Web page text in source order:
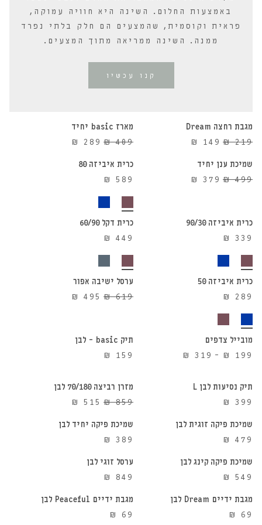
באמצעות החלום. השינה היא חוויה עמוקה,
פראית וקוסמית, שהמצעים הם חלק בלתי נפרד
ממנה. השינה ממריאה מתוך המצעים.
קנו עכשיו
32%
הנחה
מגבת רחצה Dream
₪219
המחיר
היה:
₪ 219.
₪ 149
29%
הנחה
מארז basic יחיד
₪409
המחיר
היה:
₪ 289
24%
הנחה
הוספה לסל
שמיכת ענן יחיד
₪499
המחיר
₪ 499.
₪ 379
₪ 379.
הוספה לסל
כרית איביזה 80
₪ 589
כרית איביזה 90/30
₪ 339
כרית דקל 60/90
₪ 449
כרית איביזה 50
₪ 289
20%
הנחה
ערסל ישיבה אפור
₪619
המחיר
₪ 619.
₪ 495
מובייל צדפים
₪ 199
–
₪ 319
תיק basic – לבן
₪ 159 הוספה לסל
תיק נסיעות לבן L
₪ 399
40%
הנחה
מזרן רביצה 70/180 לבן
₪859
המחיר
היה:
₪ 515
הוא:
הוספה לסל
שמיכת פיקה זוגית לבן
₪ 479
הוספה לסל
שמיכת פיקה יחיד לבן
₪ 389
הוספה לסל
שמיכת פיקה קינג לבן
₪ 549
הוספה לסל
ערסל זוגי לבן
₪ 849
הוספה לסל
מגבת ידיים Dream לבן
₪ 69
הוספה לסל
מגבת ידיים Peaceful לבן
₪ 69
הוספה לסל הוספה לסל